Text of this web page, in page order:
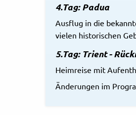
4.Tag: Padua
Ausflug in die
vielen historischen
5.Tag: Trient -
Heimreise mit
Änderungen im